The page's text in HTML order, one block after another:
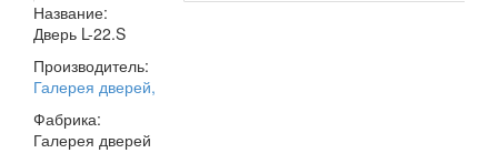
Название:
Дверь L-22.S
Производитель:
Галерея дверей,
Фабрика:
Галерея дверей